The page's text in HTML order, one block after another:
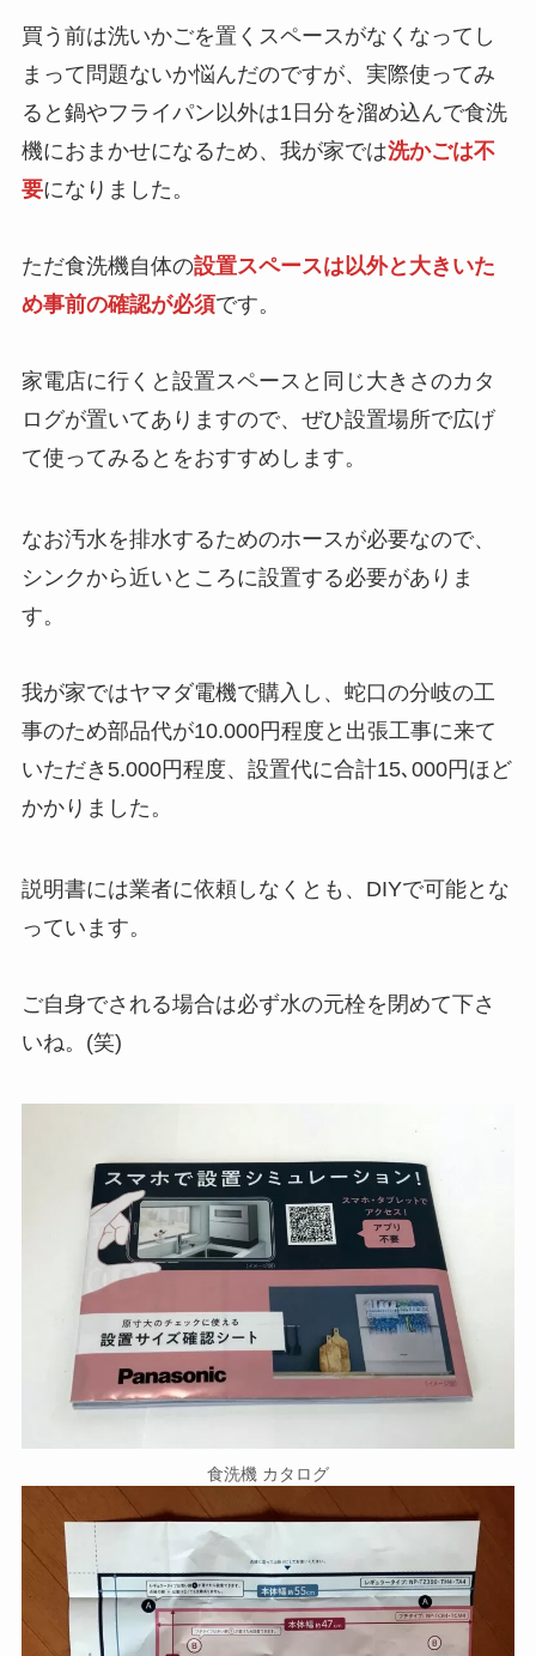
買う前は洗いかごを置くスペースがなくなってし
まって問題ないか悩んだのですが、実際使ってみ
ると鍋やフライパン以外は1日分を溜め込んで食洗
機におまかせになるため、我が家では洗かごは不
要になりました。
ただ食洗機自体の設置スペースは以外と大きいた
め事前の確認が必須です。
家電店に行くと設置スペースと同じ大きさのカタ
ログが置いてありますので、ぜひ設置場所で広げ
て使ってみるとをおすすめします。
なお汚水を排水するためのホースが必要なので、
シンクから近いところに設置する必要がありま
す。
我が家ではヤマダ電機で購入し、蛇口の分岐の工
事のため部品代が10.000円程度と出張工事に来て
いただき5.000円程度、設置代に合計15､000円ほど
かかりました。
説明書には業者に依頼しなくとも、DIYで可能とな
っています。
ご自身でされる場合は必ず水の元栓を閉めて下さ
いね。(笑)
食洗機 カタログ